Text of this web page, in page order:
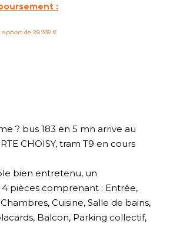
:
apport de 28 938 €
? bus 183 en 5 mn arrive au
CHOISY, tram T9 en cours
bien entretenu, un
pièces comprenant : Entrée,
Cuisine, Salle de bains,
Balcon, Parking collectif,